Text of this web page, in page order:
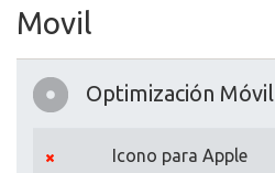
Movil
Optimización Móvil
Icono para Apple